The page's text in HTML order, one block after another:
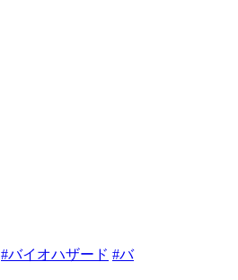
#バイオハザード #バ